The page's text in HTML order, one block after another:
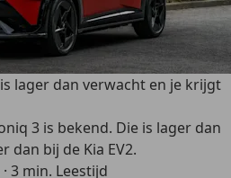
lager dan verwacht en je krijgt
3 is bekend. Die is lager dan
dan bij de Kia EV2.
· 3 min. Leestijd